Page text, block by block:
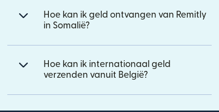
Hoe kan ik geld ontvangen van Remitly
in Somalië?
Hoe kan ik internationaal geld
verzenden vanuit België?